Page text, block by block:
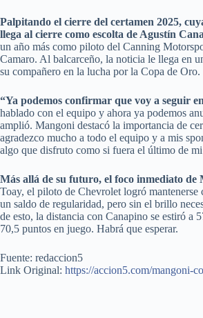
Palpitando el cierre del certamen 2025,
llega al cierre como escolta de Agustín
un año más como piloto del Canning
Camaro. Al balcarceño, la noticia le llega en
su compañero en la lucha por la Copa de Oro.
“Ya podemos confirmar que voy a seguir
hablado con el equipo y ahora ya podemos
amplió. Mangoni destacó la importancia de
agradezco mucho a todo el equipo y a mis
algo que disfruto como si fuera el último de
Más allá de su futuro, el foco inmediato de
Toay, el piloto de Chevrolet logró
un saldo de regularidad, pero sin el brillo
de esto, la distancia con Canapino se estiró a
70,5 puntos en juego. Habrá que esperar.
Fuente: redaccion5
Link Original: https://accion5.com/mangoni-